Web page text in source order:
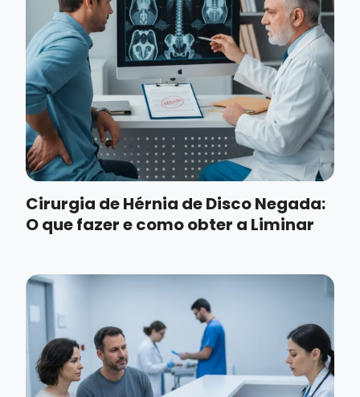
Cirurgia de Hérnia de Disco Negada:
O que fazer e como obter a Liminar